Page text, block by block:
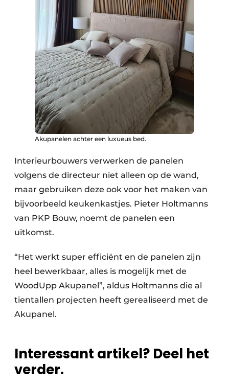
Akupanelen achter een luxueus bed.
Interieurbouwers verwerken de panelen
volgens de directeur niet alleen op de wand,
maar gebruiken deze ook voor het maken van
bijvoorbeeld keukenkastjes. Pieter Holtmanns
van PKP Bouw, noemt de panelen een
uitkomst.
“Het werkt super efficiënt en de panelen zijn
heel bewerkbaar, alles is mogelijk met de
WoodUpp Akupanel”, aldus Holtmanns die al
tientallen projecten heeft gerealiseerd met de
Akupanel.
Interessant artikel? Deel het
verder.